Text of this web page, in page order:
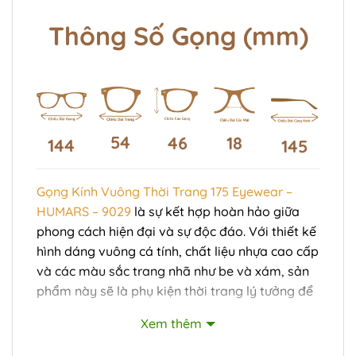
Thông Số Gọng (mm)
144 54 46 18 145
Gọng Kính Vuông Thời Trang 175 Eyewear –
HUMARS – 9029 là sự kết hợp hoàn hảo giữa
phong cách hiện đại và sự độc đáo. Với thiết kế
hình dáng vuông cá tính, chất liệu nhựa cao cấp
và các màu sắc trang nhã như be và xám, sản
phẩm này sẽ là phụ kiện thời trang lý tưởng để
Xem thêm